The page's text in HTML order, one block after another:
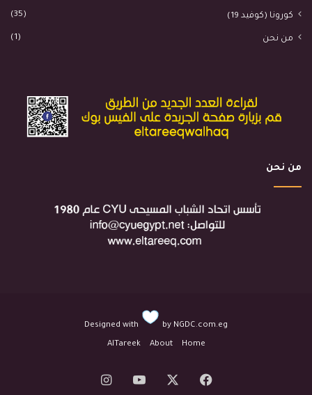
كورونا (كوفيد 19) (35)
من نحن (1)
من نحن
Designed with by NGDC.com.eg
Home
About
AlTareek
فيسبوك ‫YouTube